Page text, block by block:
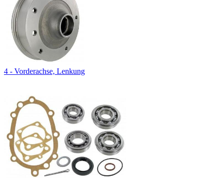
4 - Vorderachse, Lenkung